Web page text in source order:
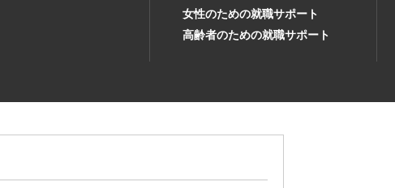
女性のための就職サポート
高齢者のための就職サポート